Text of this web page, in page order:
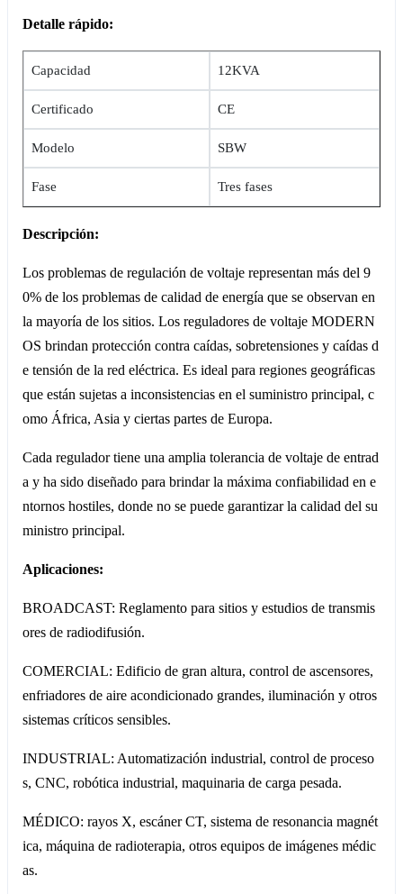
Detalle rápido:
Capacidad 12KVA
Certificado CE
Modelo SBW
Fase Tres fases
Descripción:
Los problemas de regulación de voltaje representan más del 9
0% de los problemas de calidad de energía que se observan en
la mayoría de los sitios. Los reguladores de voltaje MODERN
OS brindan protección contra caídas, sobretensiones y caídas d
e tensión de la red eléctrica. Es ideal para regiones geográficas
que están sujetas a inconsistencias en el suministro principal, c
omo África, Asia y ciertas partes de Europa.
Cada regulador tiene una amplia tolerancia de voltaje de entrad
a y ha sido diseñado para brindar la máxima confiabilidad en e
ntornos hostiles, donde no se puede garantizar la calidad del su
ministro principal.
Aplicaciones:
BROADCAST: Reglamento para sitios y estudios de transmis
ores de radiodifusión.
COMERCIAL: Edificio de gran altura, control de ascensores,
enfriadores de aire acondicionado grandes, iluminación y otros
sistemas críticos sensibles.
INDUSTRIAL: Automatización industrial, control de proceso
s, CNC, robótica industrial, maquinaria de carga pesada.
MÉDICO: rayos X, escáner CT, sistema de resonancia magnét
ica, máquina de radioterapia, otros equipos de imágenes médic
as.